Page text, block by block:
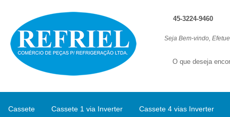
Seja Bem-vindo,
45-3224-9460
Cassete Cassete 1 via Inverter Cassete 4 vias Inverter